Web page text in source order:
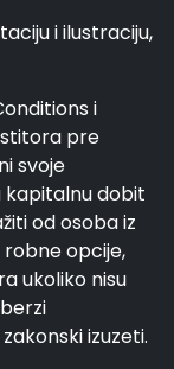
i ilustraciju,
i
pre
svoje
kapitalnu dobit
od osoba iz
robne opcije,
ukoliko nisu
izuzeti.